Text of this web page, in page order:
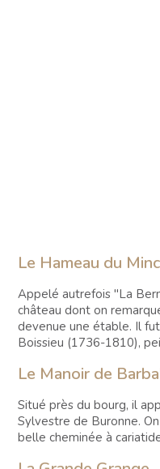
Le Hameau du
Appelé autrefois "La
château dont on
devenue une étable. Il
Boissieu (1736-1810),
Le Manoir de
Situé près du bourg, il
Sylvestre de Buronne.
belle cheminée à